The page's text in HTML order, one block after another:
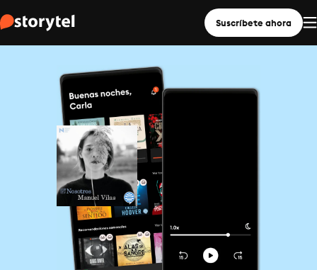
Suscríbete ahora